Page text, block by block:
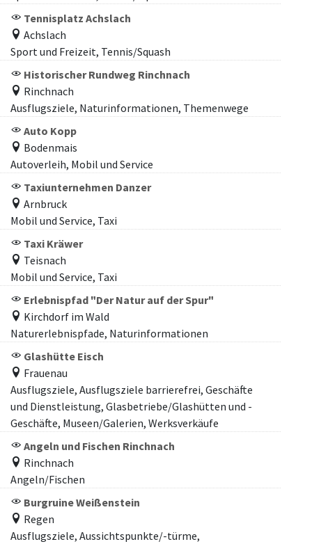
Tennisplatz Achslach
Achslach
Sport und Freizeit, Tennis/Squash
Historischer Rundweg Rinchnach
Rinchnach
Ausflugsziele, Naturinformationen, Themenwege
Auto Kopp
Bodenmais
Autoverleih, Mobil und Service
Taxiunternehmen Danzer
Arnbruck
Mobil und Service, Taxi
Taxi Kräwer
Teisnach
Mobil und Service, Taxi
Erlebnispfad "Der Natur auf der Spur"
Kirchdorf im Wald
Naturerlebnispfade, Naturinformationen
Glashütte Eisch
Frauenau
Ausflugsziele, Ausflugsziele barrierefrei, Geschäfte
und Dienstleistung, Glasbetriebe/Glashütten und -
Geschäfte, Museen/Galerien, Werksverkäufe
Angeln und Fischen Rinchnach
Rinchnach
Angeln/Fischen
Burgruine Weißenstein
Regen
Ausflugsziele, Aussichtspunkte/-türme,